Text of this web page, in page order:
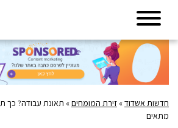
חדשות אשדוד» זירת המומחים» תאונת עבודה? כך
מתאים